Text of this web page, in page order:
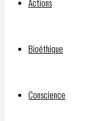
Bioéthique
Conscience